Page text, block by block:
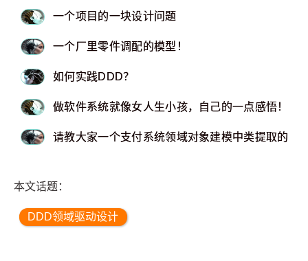
一个项目的一块设计问题
一个厂里零件调配的模型！
如何实践DDD？
做软件系统就像女人生小孩，自己的一点感悟！
请教大家一个支付系统领域对象建模中类提取的问
本文话题：
DDD领域驱动设计